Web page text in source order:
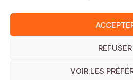
REFUSER
VOIR LES
Fonctionnement carte